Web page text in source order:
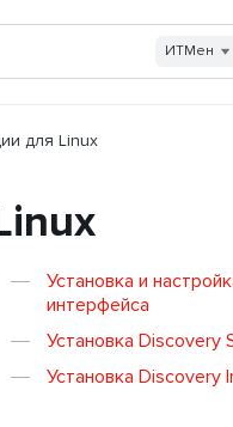
ИТМен
для Linux
Установка и
интерфейса
Установка Discovery
Установка Discovery